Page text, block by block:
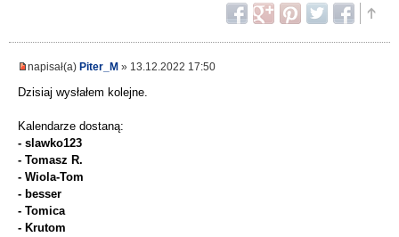
napisał(a) Piter_M » 13.12.2022 17:50
Dzisiaj wysłałem kolejne.
Kalendarze dostaną:
- slawko123
- Tomasz R.
- Wiola-Tom
- besser
- Tomica
- Krutom